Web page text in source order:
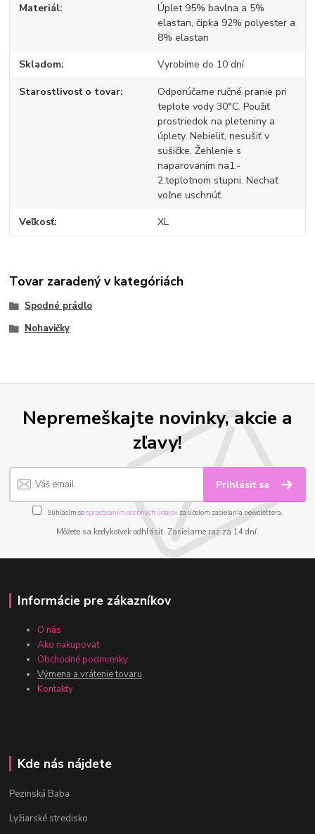
Materiál
Úplet 95% bavlna a 5%
elastan, čipka 92% polyester a
8% elastan
Skladom Vyrobíme do 10 dní
Starostlivosť o tovar
Odporúčame ručné pranie pri
teplote vody 30°C. Použiť
prostriedok na pleteniny a
úplety. Nebieliť, nesušiť v
sušičke. Žehlenie s
naparovaním na1.-
2.teplotnom stupni. Nechať
voľne uschnúť.
Veľkosť XL
Tovar zaradený v kategóriách
Spodné prádlo
Nohavičky
Nepremeškajte novinky, akcie a
zľavy!
Prihlásiť sa
Súhlasím sospracovaním osobných údajov za účelom zasielania newslettera.
Môžete sa kedykoľvek odhlásiť. Zasielame raz za 14 dní.
Informácie pre zákazníkov
O nás
Ako nakupovať
Obchodné podmienky
Výmena a vrátenie tovaru
Kontakty
Kde nás nájdete
Pezinská Baba
Lyžiarské stredisko